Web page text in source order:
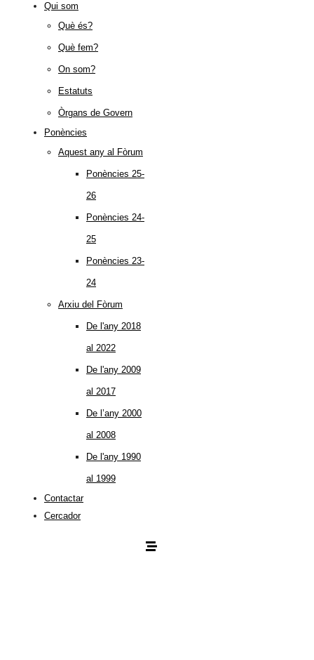
Qui som
Què és?
Què fem?
On som?
Estatuts
Òrgans de Govern
Ponències
Aquest any al Fòrum
Ponències 25-
26
Ponències 24-
25
Ponències 23-
24
Arxiu del Fòrum
De l'any 2018
al 2022
De l'any 2009
al 2017
De l’any 2000
al 2008
De l'any 1990
al 1999
Contactar
Cercador